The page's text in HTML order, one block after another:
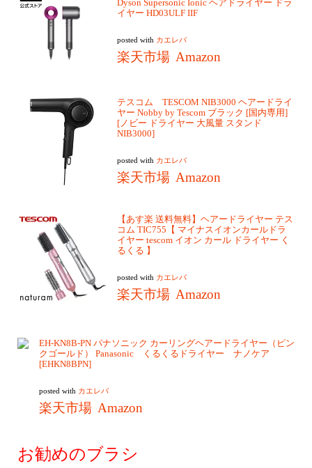
Dyson Supersonic Ionic ヘアドライヤー ドラ
イヤー HD03ULF IIF
posted with カエレバ
楽天市場 Amazon
テスコム TESCOM NIB3000 ヘアードライ
ヤー Nobby by Tescom ブラック [国内専用]
[ノビー ドライヤー 大風量 スタンド
NIB3000]
posted with カエレバ
楽天市場 Amazon
【あす楽 送料無料】ヘアードライヤー テス
コム TIC755【 マイナスイオンカールドラ
イヤー tescom イオン カール ドライヤー く
るくる 】
posted with カエレバ
楽天市場 Amazon
EH-KN8B-PN パナソニック カーリングヘアードライヤー（ピン
クゴールド） Panasonic くるくるドライヤー ナノケア
[EHKN8BPN]
posted with カエレバ
楽天市場 Amazon
お勧めのブラシ